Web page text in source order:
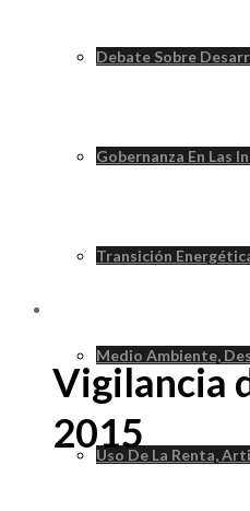
Debate Sobre
Gobernanza En Las
Transición
Medio Ambiente,
Uso De La Renta,
Vigilancia
2015